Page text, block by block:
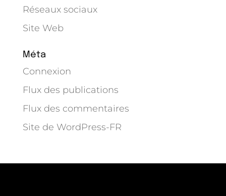
Réseaux sociaux
Site Web
Méta
Connexion
Flux des publications
Flux des commentaires
Site de WordPress-FR